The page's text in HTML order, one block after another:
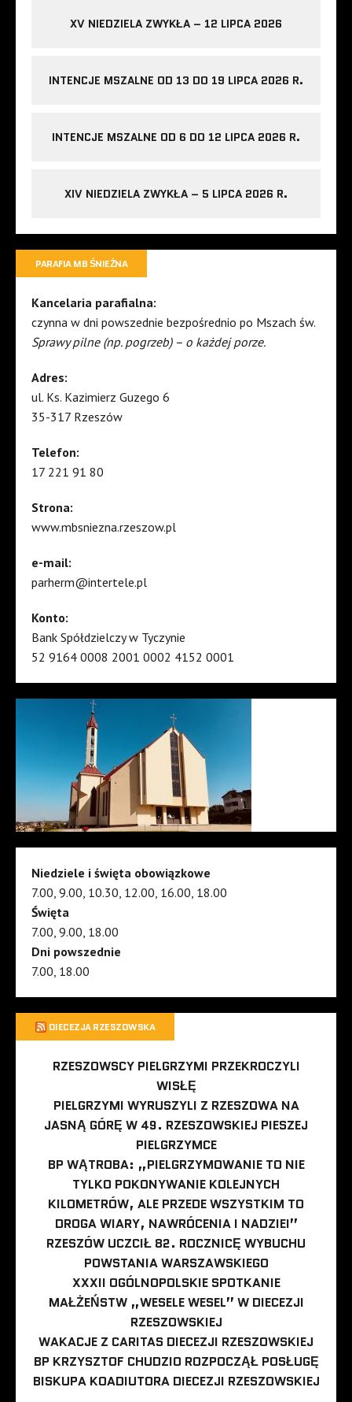
XV NIEDZIELA ZWYKŁA – 12 LIPCA 2026
INTENCJE MSZALNE OD 13 DO 19 LIPCA 2026 R.
INTENCJE MSZALNE OD 6 DO 12 LIPCA 2026 R.
XIV NIEDZIELA ZWYKŁA – 5 LIPCA 2026 R.
PARAFIA MB ŚNIEŻNA
Kancelaria parafialna:
czynna w dni powszednie bezpośrednio po Mszach św.
Sprawy pilne (np. pogrzeb) – o każdej porze.
Adres:
ul. Ks. Kazimierz Guzego 6
35-317 Rzeszów
Telefon:
17 221 91 80
Strona:
www.mbsniezna.rzeszow.pl
e-mail:
parherm@intertele.pl
Konto:
Bank Spółdzielczy w Tyczynie
52 9164 0008 2001 0002 4152 0001
Niedziele i święta obowiązkowe
7.00, 9.00, 10.30, 12.00, 16.00, 18.00
Święta
7.00, 9.00, 18.00
Dni powszednie
7.00, 18.00
DIECEZJA RZESZOWSKA
RZESZOWSCY PIELGRZYMI PRZEKROCZYLI
WISŁĘ
PIELGRZYMI WYRUSZYLI Z RZESZOWA NA
JASNĄ GÓRĘ W 49. RZESZOWSKIEJ PIESZEJ
PIELGRZYMCE
BP WĄTROBA: „PIELGRZYMOWANIE TO NIE
TYLKO POKONYWANIE KOLEJNYCH
KILOMETRÓW, ALE PRZEDE WSZYSTKIM TO
DROGA WIARY, NAWRÓCENIA I NADZIEI”
RZESZÓW UCZCIŁ 82. ROCZNICĘ WYBUCHU
POWSTANIA WARSZAWSKIEGO
XXXII OGÓLNOPOLSKIE SPOTKANIE
MAŁŻEŃSTW „WESELE WESEL” W DIECEZJI
RZESZOWSKIEJ
WAKACJE Z CARITAS DIECEZJI RZESZOWSKIEJ
BP KRZYSZTOF CHUDZIO ROZPOCZĄŁ POSŁUGĘ
BISKUPA KOADIUTORA DIECEZJI RZESZOWSKIEJ